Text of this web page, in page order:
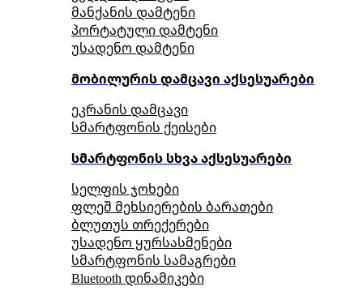
მანქანის დამტენი
პორტატული დამტენი
უსადენო დამტენი
მობილურის დამცავი აქსესუარები
ეკრანის დამცავი
სმარტფონის ქეისები
სმარტფონის სხვა აქსესუარები
სელფის ჯოხები
ფლეშ მეხსიერების ბარათები
ბლუთუს თრექერები
უსადენო ყურსასმენები
სმარტფონის სამაგრები
Bluetooth დინამიკები